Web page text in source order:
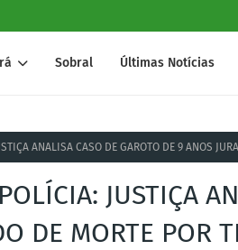
Sobral Últimas Notícias
ANALISA CASO DE GAROTO DE 9 ANOS
JUSTIÇA
DE MORTE POR